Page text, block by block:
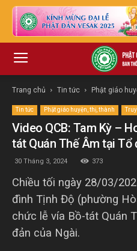
Trang chủ Tin tức Phật giáo
Tin tức Phật giáo huyện, thị, thành
Video QCB: Tam Kỳ –
tát Quán Thế Âm tại Tổ
30 Tháng 3, 2024 373
Chiều tối ngày 28/03/
đình Tịnh Độ (phường
chức lễ vía Bồ-tát Quán
đản của Ngài.